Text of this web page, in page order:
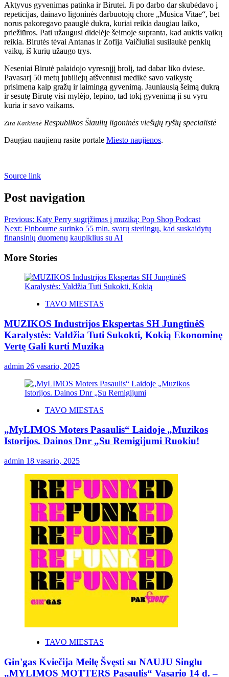
Aktyvus gyvenimas patinka ir Birutei. Ji po darbo dar skubėdavo į
repeticijas, dainavo ligoninės darbuotojų chore „Musica Vitae“, bet
norus pakoregavo paauglė dukra, kuriai reikia daugiau laiko,
priežiūros. Pati užaugusi didelėje šeimoje supranta, kad auktis vaikų
reikia. Birutės tėvai Antanas ir Zofija Vaičiuliai susilaukė penkių
vaikų, iš kurių užaugo trys.
Neseniai Birutė palaidojo vyresnįjį brolį, tad dabar liko dviese.
Pavasarį 50 metų jubiliejų atšventusi medikė savo vaikystę
prisimena kaip gražų ir laimingą gyvenimą. Jauniausią šeimą dukrą
ir sesutę Birutę visi mylėjo, lepino, tad tokį gyvenimą ji su vyru
kuria ir savo vaikams.
Zita Katkienė Respublikos Šiaulių ligoninės viešųjų ryšių specialistė
Daugiau naujienų rasite portale Miesto naujienos.
Source link
Post navigation
Previous: Katy Perry sugrįžimas į muziką: Pop Shop Podcast
Next: Finbourne surinko 55 mln. svarų sterlingų, kad suskaidytų
finansinių duomenų kaupiklius su AI
More Stories
TAVO MIESTAS
MUZIKOS Industrijos Ekspertas SH JungtinėS
Karalystės: Valdžia Tuti Sukokti, Kokią Ekonominę
Vertę Gali kurti Muzika
admin 26 vasario, 2025
TAVO MIESTAS
„MyLIMOS Moters Pasaulis“ Laidoje „Muzikos
Istorijos. Dainos Dnr „Su Remigijumi Ruokiu!
admin 18 vasario, 2025
TAVO MIESTAS
Gin'gas Kviečija Meilę Švęsti su NAUJU Singlu
„MYLIMOS MOTTERS Pasaulis“ Vasario 14 d. –